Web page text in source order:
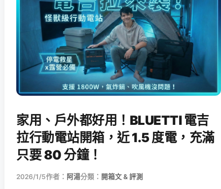
家用、戶外都好用！BLUETTI 電吉
拉行動電站開箱，近 1.5 度電，充滿
只要 80 分鐘！
2026/1/5作者： 阿湯分類： 開箱文 & 評測